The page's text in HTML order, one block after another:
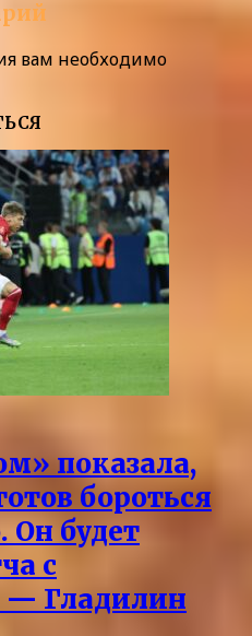
вам необходимо
показала,
бороться
Он будет
с
— Гладилин